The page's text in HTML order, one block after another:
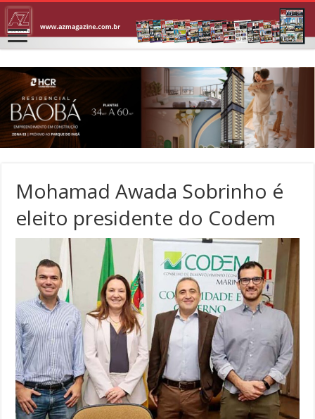
Mohamad Awada Sobrinho é
eleito presidente do Codem